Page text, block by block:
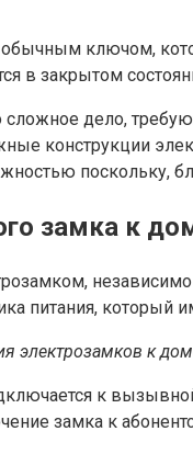
ключом,
в закрытом
сложное дело,
конструкции
поскольку,
замка к
независимо
питания, который
электрозамков к
к
замка к